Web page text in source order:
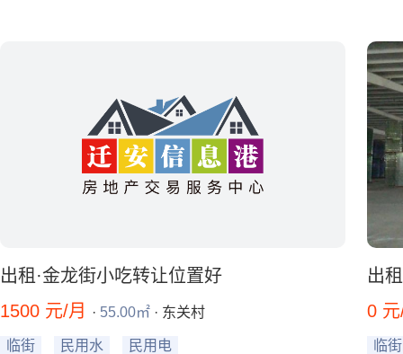
出租·金龙街小吃转让位置好
1500 元/月
· 55.00㎡ · 东关村
临街 民用水 民用电
出
0
临街